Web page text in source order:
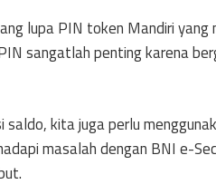
lupa PIN token Mandiri yang
sangatlah penting karena
kita juga perlu
masalah dengan BNI e-